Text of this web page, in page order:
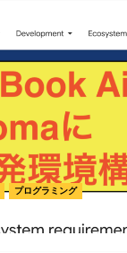
プログラミング